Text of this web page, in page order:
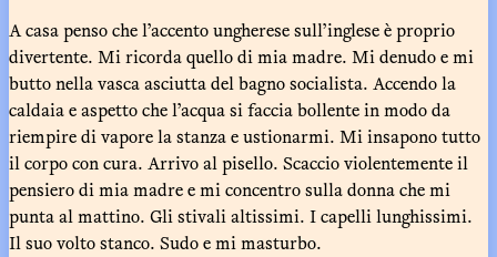
A casa penso che l’accento ungherese sull’inglese è proprio
divertente. Mi ricorda quello di mia madre. Mi denudo e mi
butto nella vasca asciutta del bagno socialista. Accendo la
caldaia e aspetto che l’acqua si faccia bollente in modo da
riempire di vapore la stanza e ustionarmi. Mi insapono tutto
il corpo con cura. Arrivo al pisello. Scaccio violentemente il
pensiero di mia madre e mi concentro sulla donna che mi
punta al mattino. Gli stivali altissimi. I capelli lunghissimi.
Il suo volto stanco. Sudo e mi masturbo.